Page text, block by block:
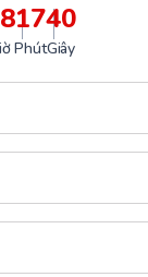
17
Phút
38
Giây